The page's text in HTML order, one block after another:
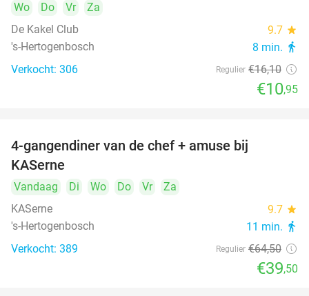
Wo Do Vr
Za
De Kakel Club
9.7 star
's-Hertogenbosch 8 min. directions_walk
Verkocht: 306 Regulier €16,10
€10,95
4-gangendiner van de chef + amuse bij
KASerne
Vandaag Di Wo Do Vr
Za
KASerne
9.7 star
's-Hertogenbosch 11 min. directions_walk
Verkocht: 389 Regulier €64,50
€39,50